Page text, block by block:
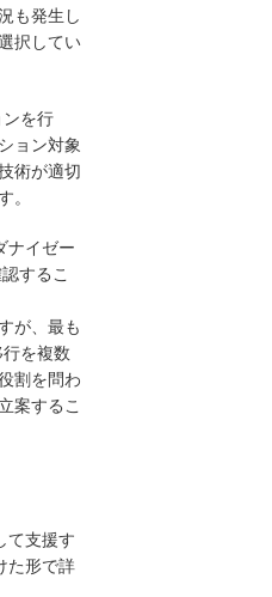
も発生し
択してい
を行
ョン対象
術が適切
。
ナイゼー
するこ
が、最も
を複数
割を問わ
案するこ
て支援す
た形で詳